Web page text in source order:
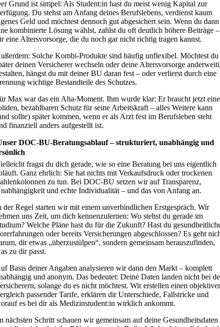
Grund ist simpel: Als Student:in hast du meist wenig Kapital zur
Du stehst am Anfang deines Berufslebens, verdienst kaum
Geld und möchtest dennoch gut abgesichert sein. Wenn du dann
kombinierte Lösung wählst, zahlst du oft deutlich höhere Beiträge –
eine Altersvorsorge, die du noch gar nicht richtig tragen kannst.
Solche Kombi-Produkte sind häufig unflexibel. Möchtest du
deinen Versicherer wechseln oder deine Altersvorsorge
hängst du mit deiner BU daran fest – oder verlierst durch eine
wichtige Bestandteile des Schutzes.
Max war das ein Aha-Moment. Ihm wurde klar: Er braucht jetzt
bezahlbaren Schutz für seine Arbeitskraft – alles Weitere kann
sollte) später kommen, wenn er als Arzt fest im Berufsleben steht
finanziell anders aufgestellt ist.
DOC-BU-Beratungsablauf – strukturiert, unabhängig und
fragst du dich gerade, wie so eine Beratung bei uns eigentlich
Ganz ehrlich: Sie hat nichts mit Verkaufsdruck oder trockenen
zu tun. Bei DOC-BU setzen wir auf Transparenz,
und echte Individualität – und das von Anfang an.
der Regel starten wir mit einem unverbindlichen Erstgespräch. Wir
uns Zeit, um dich kennenzulernen: Wo stehst du gerade im
Welche Pläne hast du für die Zukunft? Hast du
oder bereits Versicherungen abgeschlossen? Es geht
dir etwas „überzustülpen“, sondern gemeinsam herauszufinden,
zu dir passt.
Basis deiner Angaben analysieren wir dann den Markt – komplett
und anonym. Das bedeutet: Deine Daten landen nicht bei
solange du es nicht möchtest. Wir erstellen einen
passender Tarife, erklären dir Unterschiede, Fallstricke und
es bei dir als Medizinstudent:in wirklich ankommt.
nächsten Schritt schauen wir gemeinsam auf deine Gesundheitsdaten